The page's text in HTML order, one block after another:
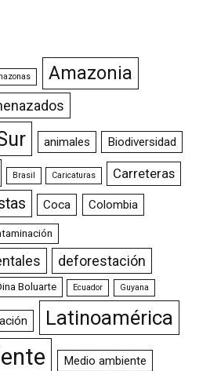
Amazonia
animales Biodiversidad
Brasil Caricaturas Carreteras
Coca Colombia
deforestación
Boluarte Ecuador Guyana
Latinoamérica
Medio ambiente